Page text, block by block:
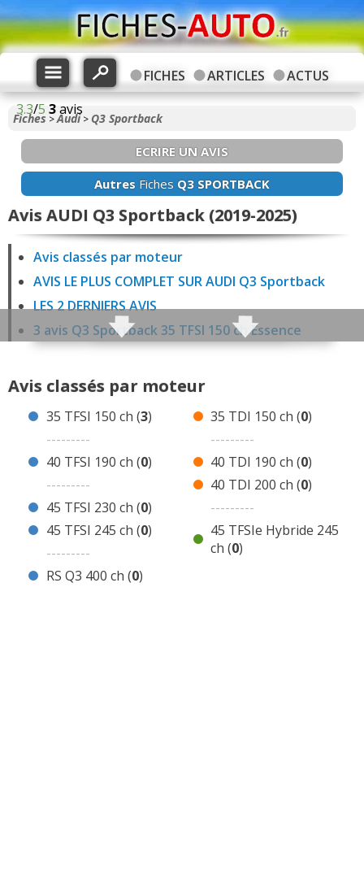
FICHES ARTICLES
ACTUS
3.3/5 3avis
Fiches >Audi> Q3 Sportback
ECRIRE UN AVIS
Autres Fiches Q3 SPORTBACK
Avis AUDI Q3 Sportback (2019-2025)
Avis classés par moteur
AVIS LE PLUS COMPLET SUR AUDI Q3 Sportback
LES 2 DERNIERS AVIS
3 avis Q3 Sportback 35 TFSI 150 ch Essence
0 avis Q3 Sportback 45 TFSI 230 ch Essence
0 avis Q3 Sportback RS Q3 400 ch Essence
0 avis Q3 Sportback 40 TDI 190 ch Diesel
0 avis Q3 Sportback 40 TDI 200 ch Diesel
0 avis Q3 Sportback 45 TFSIe Hybride 245 ch
Avis de concurrentes ?
Avis classés par moteur
35 TFSI 150 ch (3)
---------
40 TFSI 190 ch (0)
---------
45 TFSI 230 ch (0)
45 TFSI 245 ch (0)
---------
RS Q3 400 ch (0)
35 TDI 150 ch (0)
---------
40 TDI 190 ch (0)
40 TDI 200 ch (0)
---------
45 TFSIe Hybride 245
ch (0)